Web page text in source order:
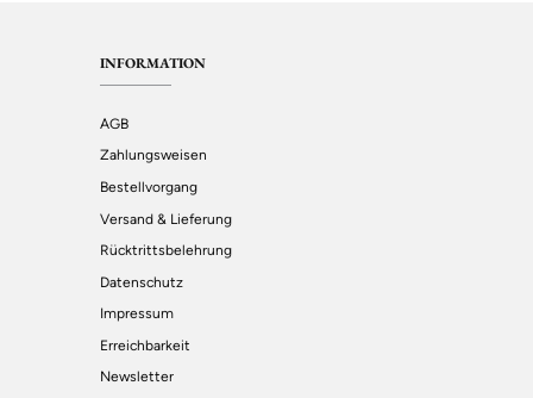
INFORMATION
AGB
Zahlungsweisen
Bestellvorgang
Versand & Lieferung
Rücktrittsbelehrung
Datenschutz
Impressum
Erreichbarkeit
Newsletter